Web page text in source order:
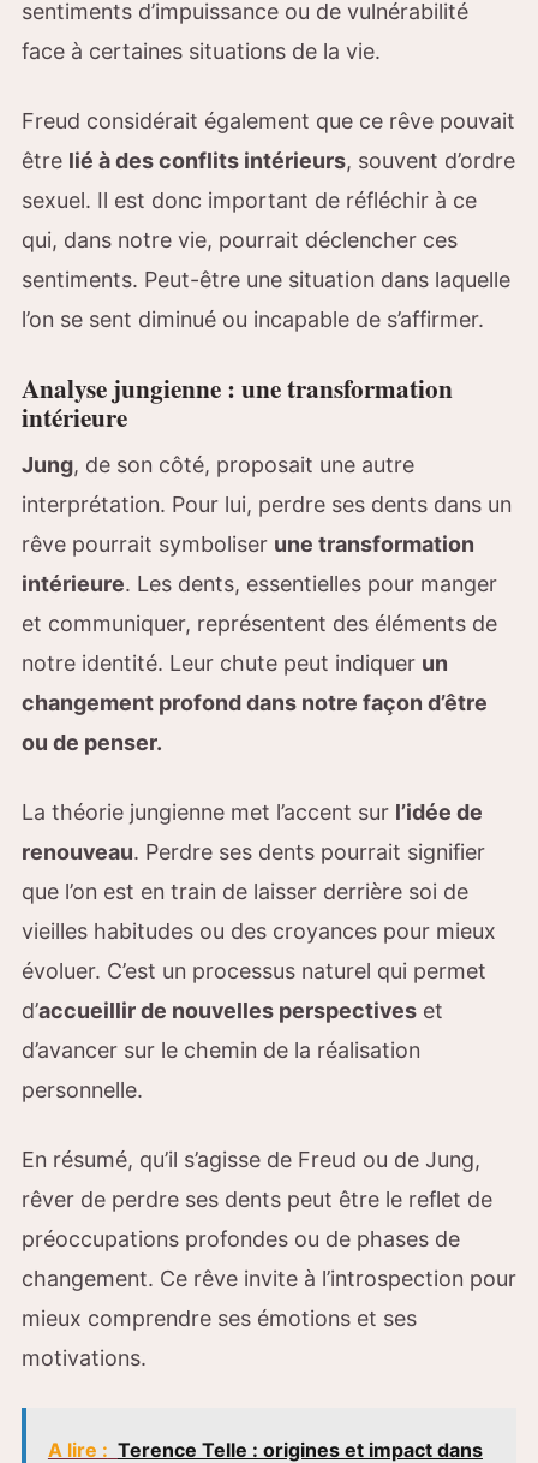
sentiments d’impuissance ou de vulnérabilité
face à certaines situations de la vie.
Freud considérait également que ce rêve pouvait
être lié à des conflits intérieurs, souvent d’ordre
sexuel. Il est donc important de réfléchir à ce
qui, dans notre vie, pourrait déclencher ces
sentiments. Peut-être une situation dans laquelle
l’on se sent diminué ou incapable de s’affirmer.
Analyse jungienne : une transformation
intérieure
Jung, de son côté, proposait une autre
interprétation. Pour lui, perdre ses dents dans un
rêve pourrait symboliser une transformation
intérieure. Les dents, essentielles pour manger
et communiquer, représentent des éléments de
notre identité. Leur chute peut indiquer un
changement profond dans notre façon d’être
ou de penser.
La théorie jungienne met l’accent sur l’idée de
renouveau. Perdre ses dents pourrait signifier
que l’on est en train de laisser derrière soi de
vieilles habitudes ou des croyances pour mieux
évoluer. C’est un processus naturel qui permet
d’accueillir de nouvelles perspectives et
d’avancer sur le chemin de la réalisation
personnelle.
En résumé, qu’il s’agisse de Freud ou de Jung,
rêver de perdre ses dents peut être le reflet de
préoccupations profondes ou de phases de
changement. Ce rêve invite à l’introspection pour
mieux comprendre ses émotions et ses
motivations.
A lire : Terence Telle : origines et impact dans